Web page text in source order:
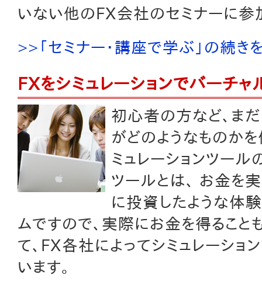
いない他のFX会社のセミナーに参
>>「セミナー・講座で学ぶ」の続き
FXをシミュレーションでバーチ
初心者の方など、ま
がどのようなものか
ミュレーションツール
ツールとは、 お金を
に投資したような体
ムですので、実際にお金を得ること
て、FX各社によってシミュレーシ
います。